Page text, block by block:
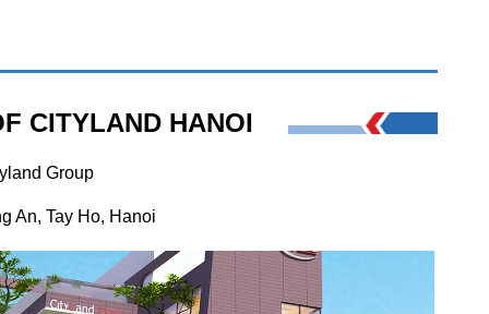
CITYLAND HANOI
Group
An, Tay Ho, Hanoi